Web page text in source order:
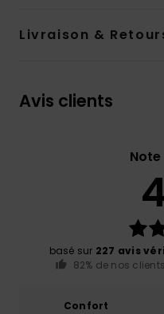
Livraison &
Avis clients
basé sur 227 avis
82% de nos
Confort